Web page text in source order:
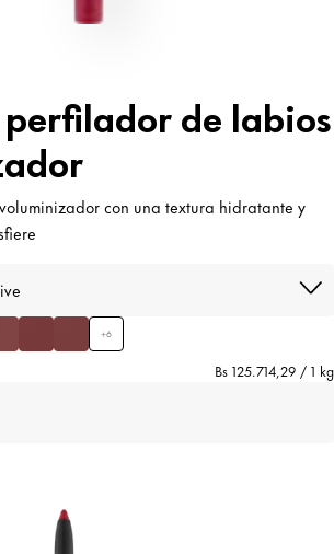
de labios
con una textura hidratante y
+6
Bs 125.714,29 / 1 kg